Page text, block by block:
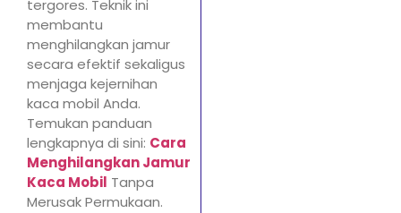
tergores. Teknik ini
membantu
menghilangkan jamur
secara efektif sekaligus
menjaga kejernihan
kaca mobil Anda.
Temukan panduan
lengkapnya di sini: Cara
Menghilangkan Jamur
Kaca Mobil Tanpa
Merusak Permukaan.